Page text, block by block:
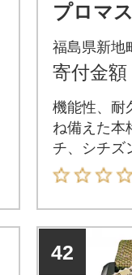
プロマ
5-02W
福島県新地
寄付金額
機能性、耐
ね備えた本
チ、シチズ
(プロマス
る冒険家の
ウオッチ。
NDシリー
42